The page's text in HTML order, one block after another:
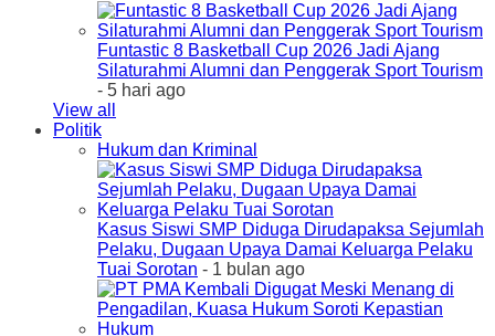
Funtastic 8 Basketball Cup 2026 Jadi Ajang
Silaturahmi Alumni dan Penggerak Sport Tourism
- 5 hari ago
View all
Politik
Hukum dan Kriminal
Kasus Siswi SMP Diduga Dirudapaksa Sejumlah
Pelaku, Dugaan Upaya Damai Keluarga Pelaku
Tuai Sorotan - 1 bulan ago